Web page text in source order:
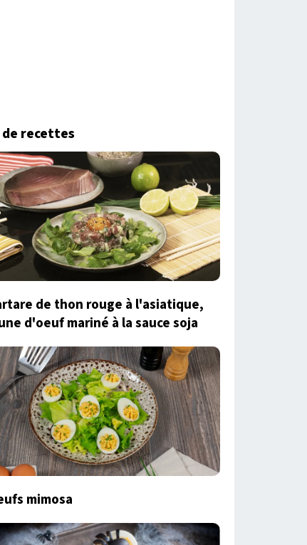
de recettes
de thon rouge à l'asiatique,
d'oeuf mariné à la sauce soja
mimosa